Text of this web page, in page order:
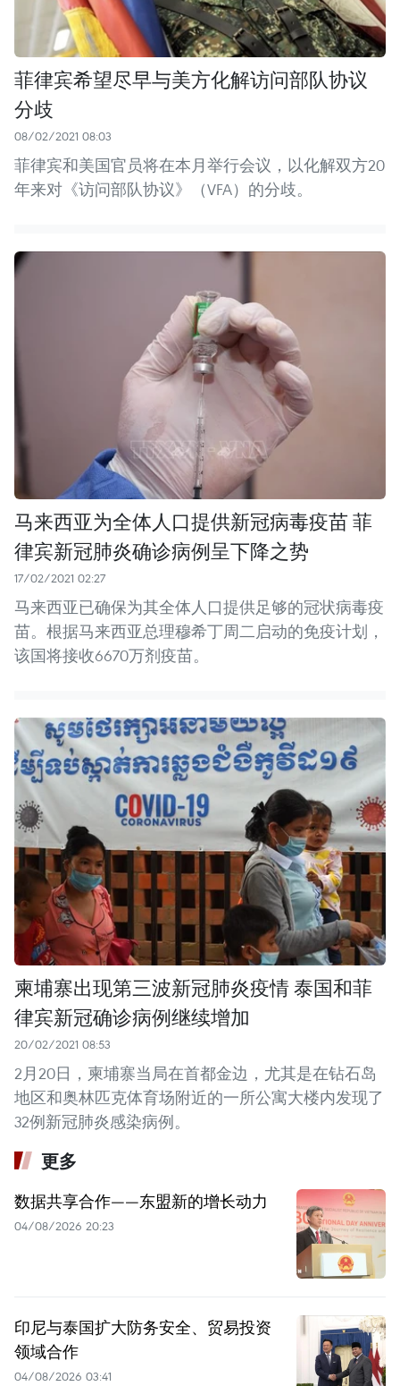
菲律宾希望尽早与美方化解访问部队协议
分歧
08/02/2021 08:03
菲律宾和美国官员将在本月举行会议，以化解双方20
年来对《访问部队协议》（VFA）的分歧。
马来西亚为全体人口提供新冠病毒疫苗 菲
律宾新冠肺炎确诊病例呈下降之势
17/02/2021 02:27
马来西亚已确保为其全体人口提供足够的冠状病毒疫
苗。根据马来西亚总理穆希丁周二启动的免疫计划，
该国将接收6670万剂疫苗。
柬埔寨出现第三波新冠肺炎疫情 泰国和菲
律宾新冠确诊病例继续增加
20/02/2021 08:53
2月20日，柬埔寨当局在首都金边，尤其是在钻石岛
地区和奥林匹克体育场附近的一所公寓大楼内发现了
32例新冠肺炎感染病例。
更多
数据共享合作——东盟新的增长动力
04/08/2026 20:23
印尼与泰国扩大防务安全、贸易投资
领域合作
04/08/2026 03:41